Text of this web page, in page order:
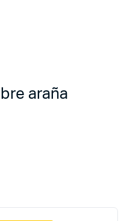
araña